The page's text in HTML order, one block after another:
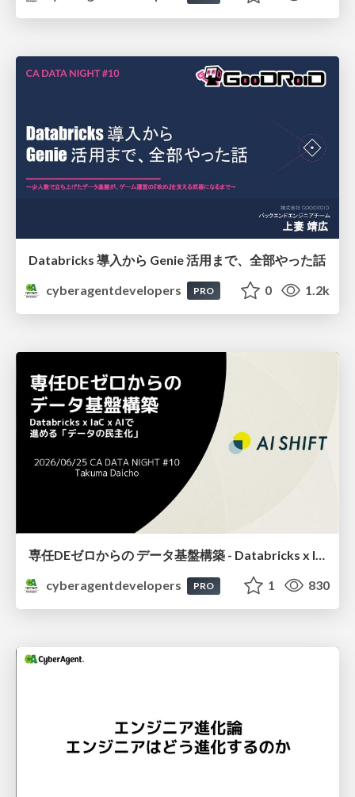
Databricks 導入から Genie 活用まで、全部やった話
cyberagentdevelopers
PRO 0 1.2k
専任DEゼロからの データ基盤構築 - Databricks x IaC x AIで 進める「データの民主化」-
cyberagentdevelopers
PRO 1 830